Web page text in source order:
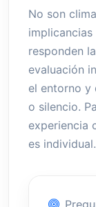
No son
responden
evaluación
el entorno y
o silencio.
experiencia
es individual.